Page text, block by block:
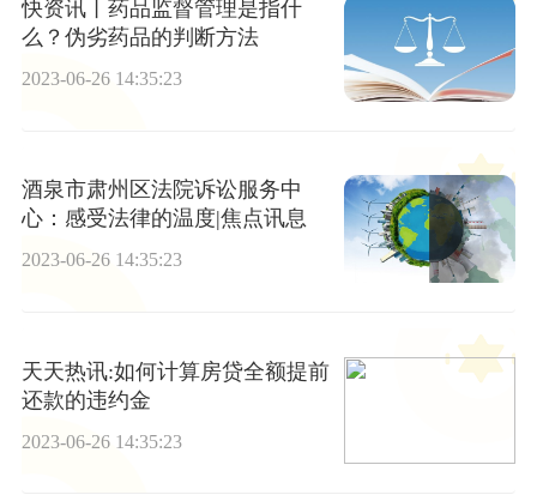
快资讯丨药品监督管理是指什
么？伪劣药品的判断方法
2023-06-26 14:35:23
酒泉市肃州区法院诉讼服务中
心：感受法律的温度|焦点讯息
2023-06-26 14:35:23
天天热讯:如何计算房贷全额提前
还款的违约金
2023-06-26 14:35:23